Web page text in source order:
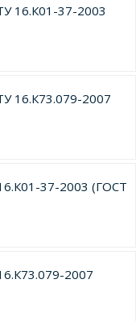
16.К01-37-2003
16.К73.079-2007
37-2003 (ГОСТ
2007